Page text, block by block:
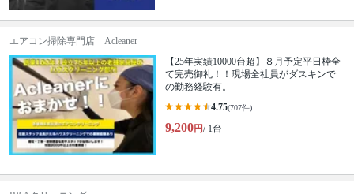
エアコン掃除専門店 Acleaner
【25年実績10000台超】８月予定平日枠全
て完売御礼！！現場全社員がダスキンで
の勤務経験有。
4.75(707件)
9,200円/ 1台